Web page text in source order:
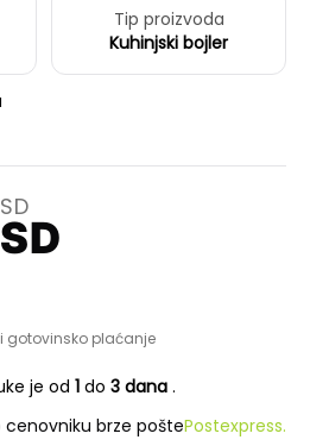
Tip proizvoda
Kuhinjski bojler
gotovinsko plaćanje
je od 1 do 3 dana .
brze poštePostexpress.